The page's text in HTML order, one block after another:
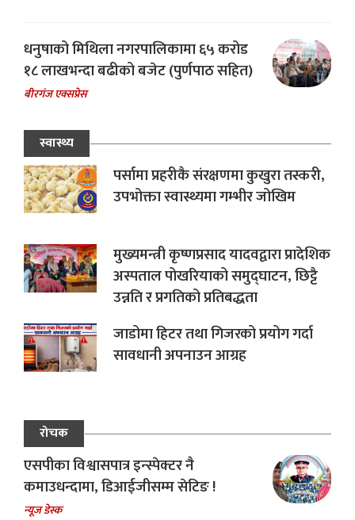
धनुषाको मिथिला नगरपालिकामा ६५ करोड
१८ लाखभन्दा बढीको बजेट (पुर्णपाठ सहित)
बीरगंज एक्सप्रेस
स्वास्थ्य
पर्सामा प्रहरीकै संरक्षणमा कुखुरा तस्करी,
उपभोक्ता स्वास्थ्यमा गम्भीर जोखिम
मुख्यमन्त्री कृष्णप्रसाद यादवद्वारा प्रादेशिक
अस्पताल पोखरियाको समुद्घाटन, छिट्टै
उन्नति र प्रगतिको प्रतिबद्धता
जाडोमा हिटर तथा गिजरको प्रयोग गर्दा
सावधानी अपनाउन आग्रह
रोचक
एसपीका विश्वासपात्र इन्स्पेक्टर नै
कमाउधन्दामा, डिआईजीसम्म सेटिङ !
न्यूज डेस्क